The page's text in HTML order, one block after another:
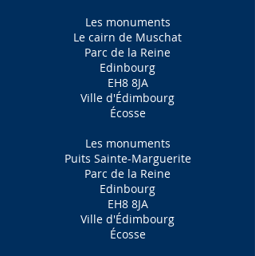
Les monuments
Le cairn de Muschat
Parc de la Reine
Edinbourg
EH8 8JA
Ville d'Édimbourg
Écosse
Les monuments
Puits Sainte-Marguerite
Parc de la Reine
Edinbourg
EH8 8JA
Ville d'Édimbourg
Écosse